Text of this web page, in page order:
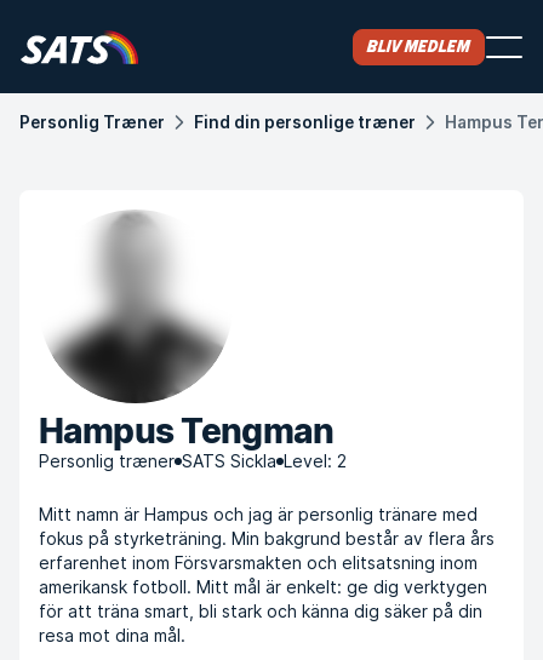
Bliv medlem
Personlig Træner Find din personlige træner Hampus
Hampus Tengman
Personlig træner SATS Sickla Level: 2
Mitt namn är Hampus och jag är personlig tränare med
fokus på styrketräning. Min bakgrund består av flera års
erfarenhet inom Försvarsmakten och elitsatsning inom
amerikansk fotboll. Mitt mål är enkelt: ge dig verktygen
för att träna smart, bli stark och känna dig säker på din
resa mot dina mål.